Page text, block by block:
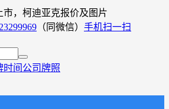
，柯迪亚克报价及图片
（同微信） 手机扫一扫
时间 公司牌照